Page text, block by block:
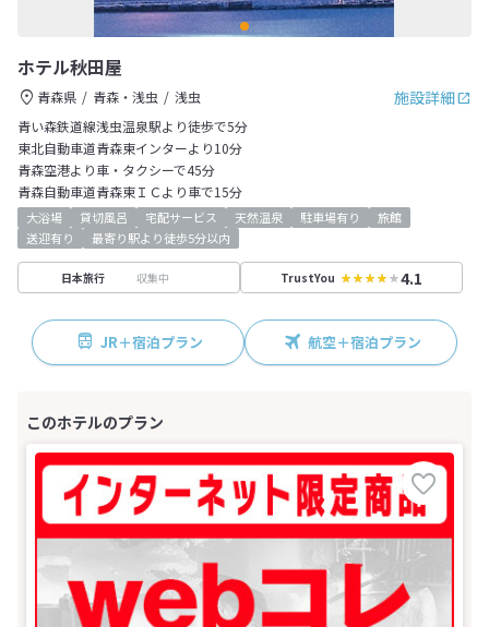
ホテル秋田屋
施設詳細
青森県 青森・浅虫
浅虫
青い森鉄道線浅虫温泉駅より徒歩で5分
東北自動車道青森東インターより10分
青森空港より車・タクシーで45分
青森自動車道青森東ＩＣより車で15分
大浴場 貸切風呂 宅配サービス 天然温泉 駐車場有り
旅館
送迎有り
最寄り駅より徒歩5分以内
日本旅行 収集中 TrustYou 4.1
JR＋宿泊プラン 航空＋宿泊プラン